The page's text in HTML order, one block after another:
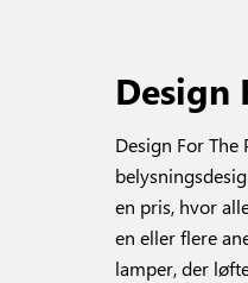
Design
Design For
en pris, hvor
en eller flere
lamper, der